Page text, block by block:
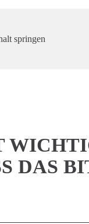
springen
DAS